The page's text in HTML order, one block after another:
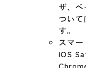
ザ、
つい
す。
スマー
iOS